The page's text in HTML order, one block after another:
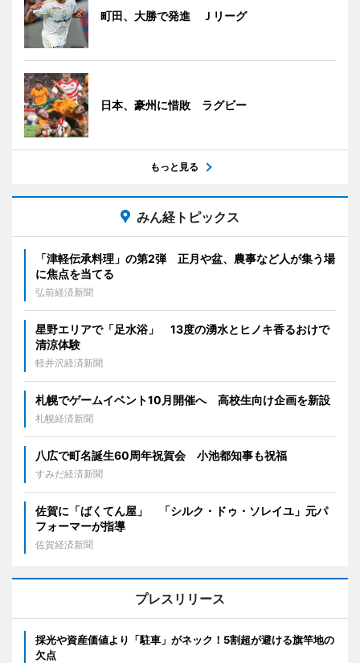
町田、大勝で発進 Ｊリーグ
日本、豪州に惜敗 ラグビー
もっと見る
みん経トピックス
「津軽伝承料理」の第2弾 正月や盆、農事など人が集う場
に焦点を当てる
弘前経済新聞
星野エリアで「足水浴」 13度の湧水とヒノキ香るおけで
清涼体験
軽井沢経済新聞
札幌でゲームイベント10月開催へ 高校生向け企画を新設
札幌経済新聞
八広で町名誕生60周年祝賀会 小池都知事も祝福
すみだ経済新聞
佐賀に「ばくてん屋」 「シルク・ドゥ・ソレイユ」元パ
フォーマーが指導
佐賀経済新聞
プレスリリース
採光や資産価値より「駐車」がネック！5割超が避ける旗竿地の
欠点